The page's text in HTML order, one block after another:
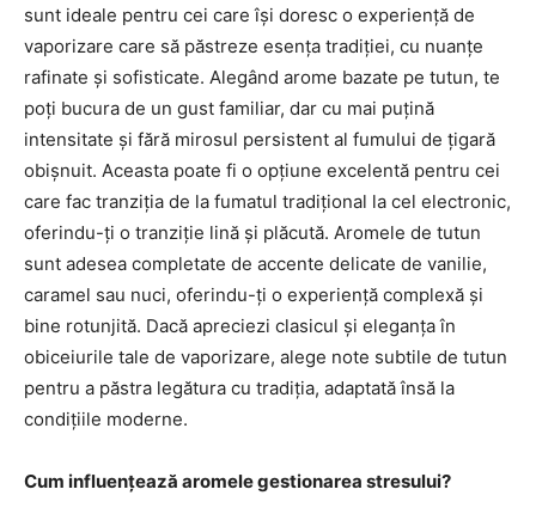
sunt ideale pentru cei care își doresc o experiență de
vaporizare care să păstreze esența tradiției, cu nuanțe
rafinate și sofisticate. Alegând arome bazate pe tutun, te
poți bucura de un gust familiar, dar cu mai puțină
intensitate și fără mirosul persistent al fumului de țigară
obișnuit. Aceasta poate fi o opțiune excelentă pentru cei
care fac tranziția de la fumatul tradițional la cel electronic,
oferindu-ți o tranziție lină și plăcută. Aromele de tutun
sunt adesea completate de accente delicate de vanilie,
caramel sau nuci, oferindu-ți o experiență complexă și
bine rotunjită. Dacă apreciezi clasicul și eleganța în
obiceiurile tale de vaporizare, alege note subtile de tutun
pentru a păstra legătura cu tradiția, adaptată însă la
condițiile moderne.
Cum influențează aromele gestionarea stresului?